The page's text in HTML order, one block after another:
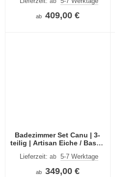
ab 409,00 €
Badezimmer Set Canu | 3-
teilig | Artisan Eiche / Basalt
Lieferzeit: ab 5-7 Werktage
ab 349,00 €